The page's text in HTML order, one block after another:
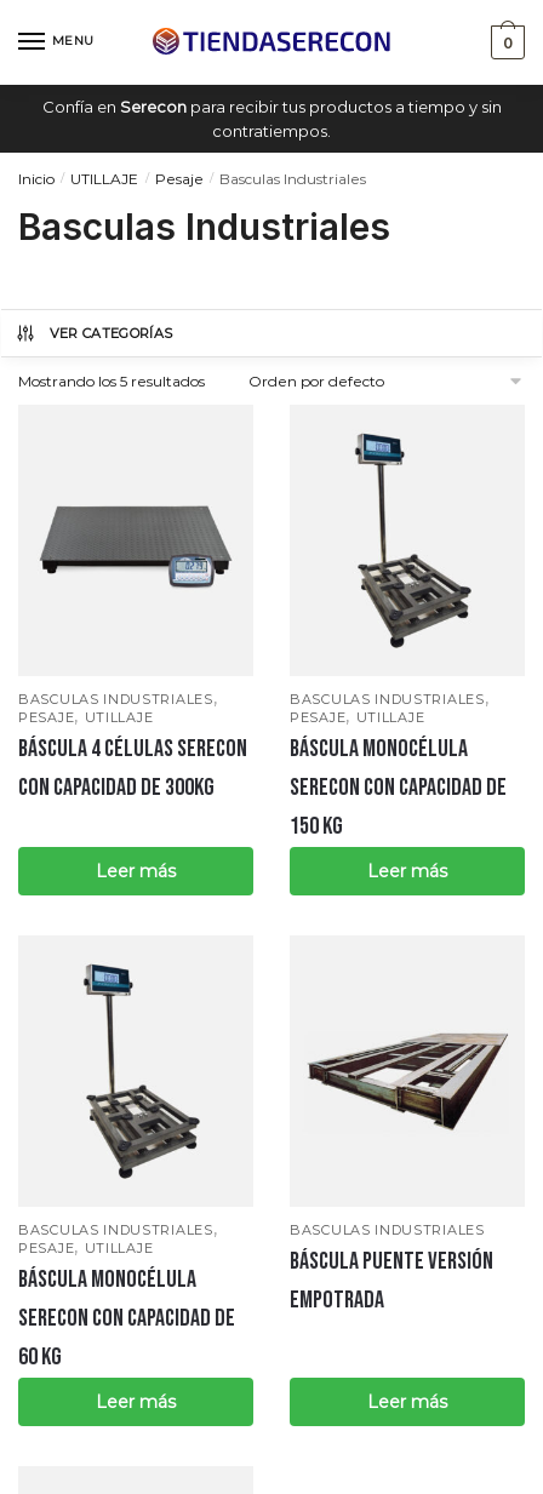
MENU 0
Confía en Sereconpara recibir tus productos a tiempo y sin
contratiempos.
Inicio / UTILLAJE / Pesaje / Basculas Industriales
Basculas Industriales
VER CATEGORÍAS
Mostrando los 5 resultados
BASCULAS INDUSTRIALES,
PESAJE, UTILLAJE
Báscula 4 células Serecon
CON CAPACIDAD DE 300Kg
Leer más
BASCULAS INDUSTRIALES,
PESAJE, UTILLAJE
Báscula monocélula
SERECON con capacidad de
150 kg
Leer más
BASCULAS INDUSTRIALES,
PESAJE, UTILLAJE
Báscula monocélula
SERECON con capacidad de
60 kg
Leer más
BASCULAS INDUSTRIALES
Báscula puente versión
empotrada
Leer más